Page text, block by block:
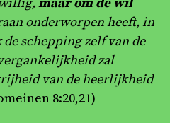
onderworpen heeft, in
schepping zelf van de
zal
van de heerlijkheid
8:20,21)